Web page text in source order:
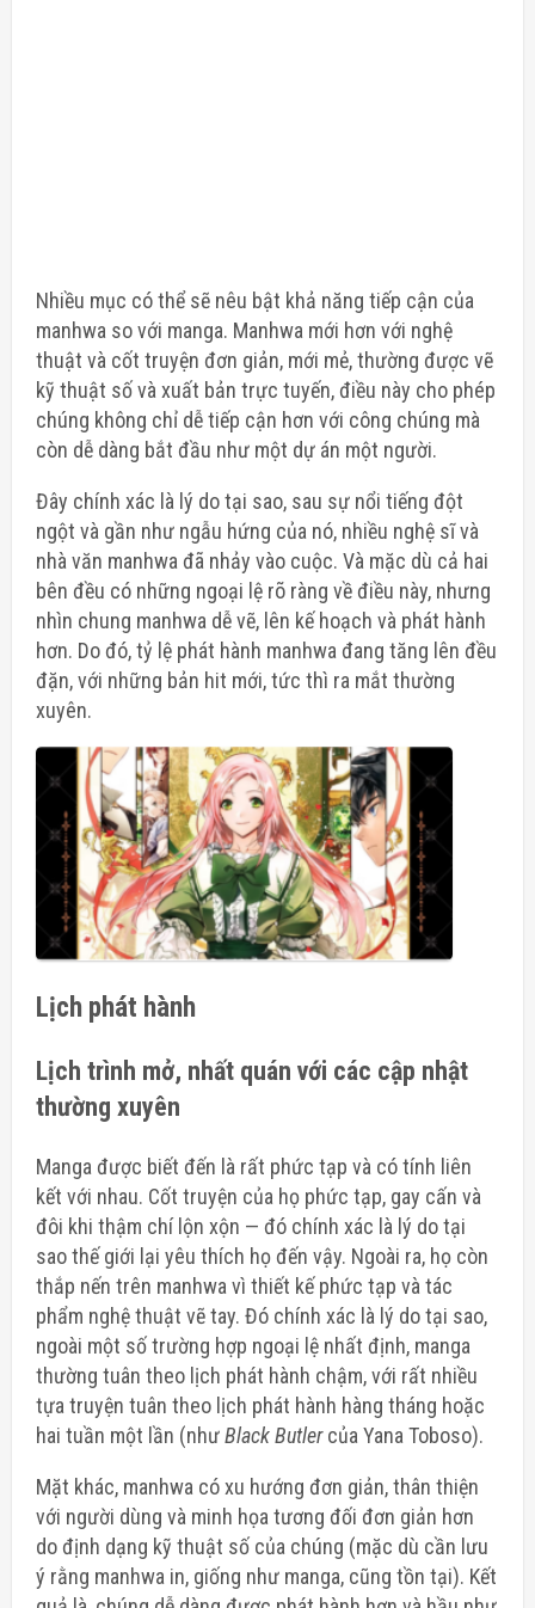
Nhiều mục có thể sẽ nêu bật khả năng tiếp cận của
manhwa so với manga. Manhwa mới hơn với nghệ
thuật và cốt truyện đơn giản, mới mẻ, thường được vẽ
kỹ thuật số và xuất bản trực tuyến, điều này cho phép
chúng không chỉ dễ tiếp cận hơn với công chúng mà
còn dễ dàng bắt đầu như một dự án một người.
Đây chính xác là lý do tại sao, sau sự nổi tiếng đột
ngột và gần như ngẫu hứng của nó, nhiều nghệ sĩ và
nhà văn manhwa đã nhảy vào cuộc. Và mặc dù cả hai
bên đều có những ngoại lệ rõ ràng về điều này, nhưng
nhìn chung manhwa dễ vẽ, lên kế hoạch và phát hành
hơn. Do đó, tỷ lệ phát hành manhwa đang tăng lên đều
đặn, với những bản hit mới, tức thì ra mắt thường
xuyên.
Lịch phát hành
Lịch trình mở, nhất quán với các cập nhật
thường xuyên
Manga được biết đến là rất phức tạp và có tính liên
kết với nhau. Cốt truyện của họ phức tạp, gay cấn và
đôi khi thậm chí lộn xộn — đó chính xác là lý do tại
sao thế giới lại yêu thích họ đến vậy. Ngoài ra, họ còn
thắp nến trên manhwa vì thiết kế phức tạp và tác
phẩm nghệ thuật vẽ tay. Đó chính xác là lý do tại sao,
ngoài một số trường hợp ngoại lệ nhất định, manga
thường tuân theo lịch phát hành chậm, với rất nhiều
tựa truyện tuân theo lịch phát hành hàng tháng hoặc
hai tuần một lần (nhưBlack Butlercủa Yana Toboso).
Mặt khác, manhwa có xu hướng đơn giản, thân thiện
với người dùng và minh họa tương đối đơn giản hơn
do định dạng kỹ thuật số của chúng (mặc dù cần lưu
ý rằng manhwa in, giống như manga, cũng tồn tại). Kết